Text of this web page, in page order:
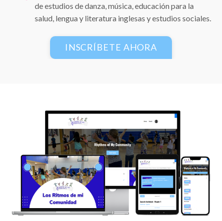
de estudios de danza, música, educación para la
salud, lengua y literatura inglesas y estudios sociales.
INSCRÍBETE AHORA